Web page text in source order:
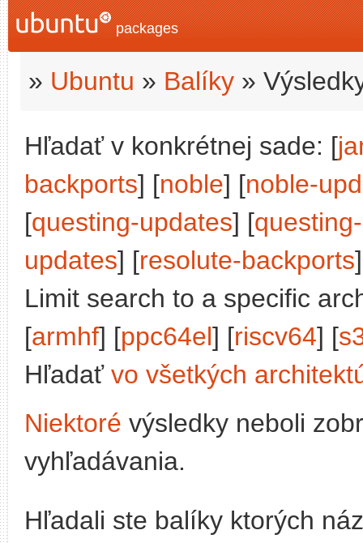
packages
» Ubuntu » Balíky »
Hľadať v konkrétnej sade: [
backports] [noble] [noble-
[questing-updates] [
updates] [resolute-backports
Limit search to a specific
[armhf] [ppc64el] [riscv64] [
Hľadať vo všetkých
Niektoré výsledky neboli
vyhľadávania.
Hľadali ste balíky ktorých